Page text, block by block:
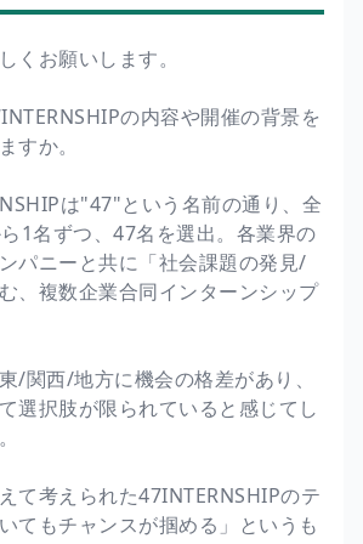
くお願いします。
の内容や開催の背景を
すか。
は"47"という名前の通り、全
1名ずつ、47名を選出。各業界の
パニーと共に「社会課題の発見/
、複数企業合同インターンシップ
/関西/地方に機会の格差があり、
選択肢が限られていると感じてし
て考えられた47INTERNSHIPのテ
てもチャンスが掴める」というも